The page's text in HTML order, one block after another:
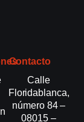
Contacto
Calle
Floridablanca,
número 84 –
08015 –